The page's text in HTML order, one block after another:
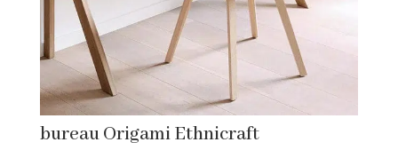
bureau Origami Ethnicraft